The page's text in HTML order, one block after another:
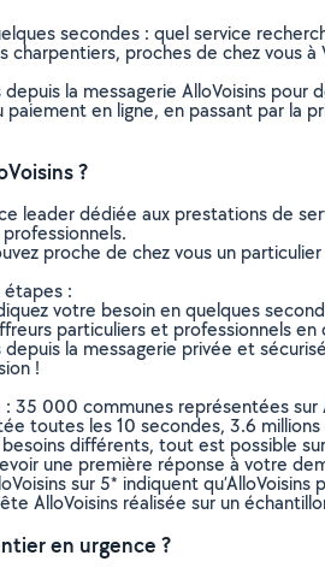
secondes : quel service
charpentiers, proches de chez vous
la messagerie AlloVoisins pour
en ligne, en passant par la
?
leader dédiée aux prestations de
proche de chez vous un
étapes :
votre besoin en quelques
particuliers et professionnels
depuis la messagerie privée et
!
35 000 communes représentées
toutes les 10 secondes, 3.6
différents, tout est possible
une première réponse à votre
sur 5* indiquent
AlloVoisins réalisée sur un
en urgence ?